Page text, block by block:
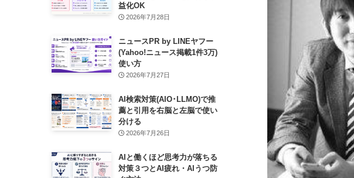
益化OK
2026年7月28日
ニュースPR by LINEヤフー
(Yahoo!ニュース掲載1件3万)
使い方
2026年7月27日
AI検索対策(AIO･LLMO)で推
薦と引用を右脳と左脳で使い
分ける
2026年7月26日
AIと働くほど思考力が落ちる
対策３つとAI疲れ・AIうつ防